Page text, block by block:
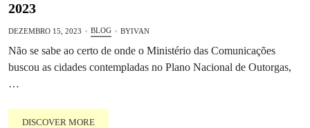
2023
DEZEMBRO 15, 2023 BLOG BYIVAN
Não se sabe ao certo de onde o Ministério das Comunicações
buscou as cidades contempladas no Plano Nacional de Outorgas,
…
DISCOVER MORE